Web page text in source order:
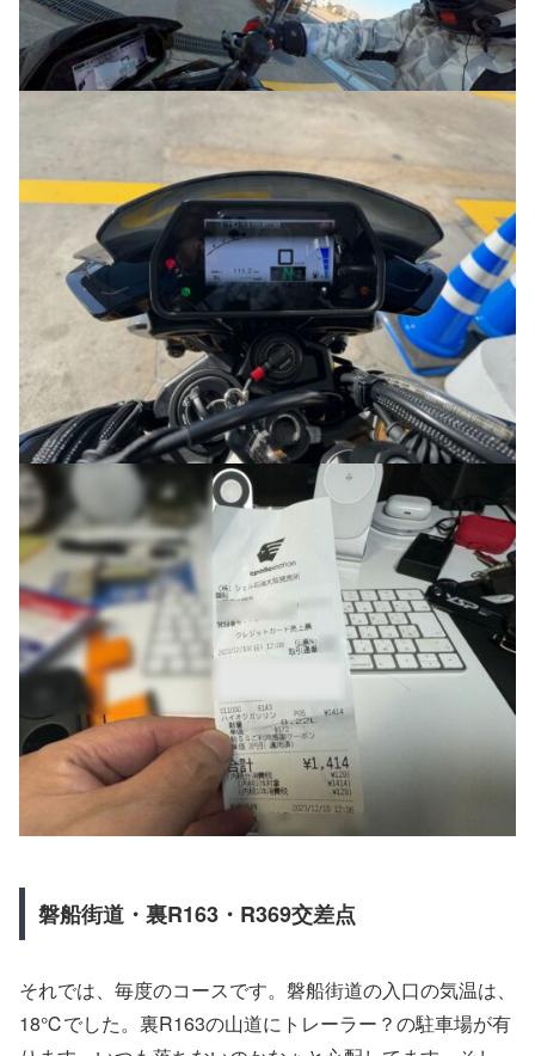
磐船街道・裏R163・R369交差点
それでは、毎度のコースです。磐船街道の入口の気温は、
18℃でした。裏R163の山道にトレーラー？の駐車場が有